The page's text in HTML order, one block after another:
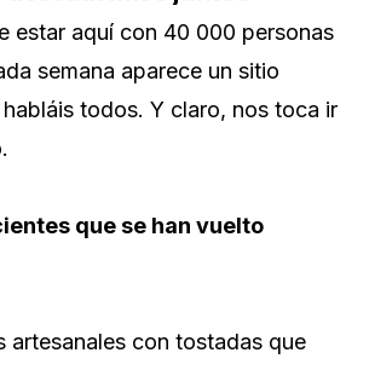
estar aquí con 40 000 personas
semana aparece un sitio
todos. Y claro, nos toca ir
que se han vuelto
artesanales con tostadas que